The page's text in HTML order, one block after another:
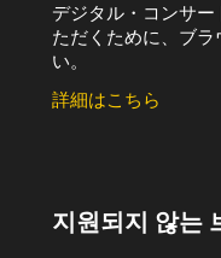
デジタル・コンサ
ただくために、ブ
い。
詳細はこちら
지원되지 않는